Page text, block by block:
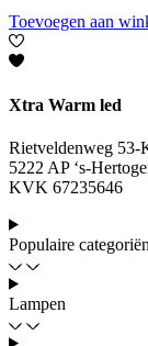
Toevoegen aan
Xtra Warm led
Rietveldenweg 53-
5222 AP ‘s-
KVK 67235646
Populaire categoriën
Lampen